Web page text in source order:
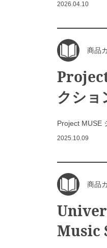
2026.04.10
商品
クショ
Project MUSE
2025.10.09
商品
Music